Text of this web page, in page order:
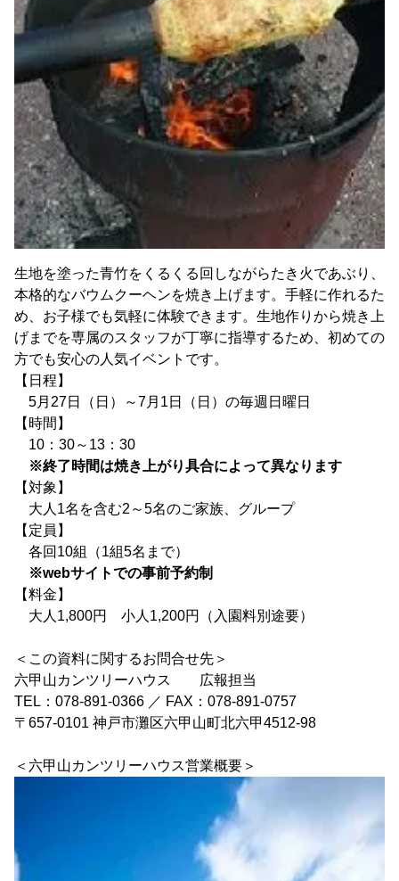
生地を塗った青竹をくるくる回しながらたき火であぶり、
本格的なバウムクーヘンを焼き上げます。手軽に作れるた
め、お子様でも気軽に体験できます。生地作りから焼き上
げまでを専属のスタッフが丁寧に指導するため、初めての
方でも安心の人気イベントです。
【日程】
5月27日（日）～7月1日（日）の毎週日曜日
【時間】
10：30～13：30
※終了時間は焼き上がり具合によって異なります
【対象】
大人1名を含む2～5名のご家族、グループ
【定員】
各回10組（1組5名まで）
※webサイトでの事前予約制
【料金】
大人1,800円 小人1,200円（入園料別途要）
＜この資料に関するお問合せ先＞
六甲山カンツリーハウス 広報担当
TEL：078-891-0366 ／ FAX：078-891-0757
〒657-0101 神戸市灘区六甲山町北六甲4512-98
＜六甲山カンツリーハウス営業概要＞